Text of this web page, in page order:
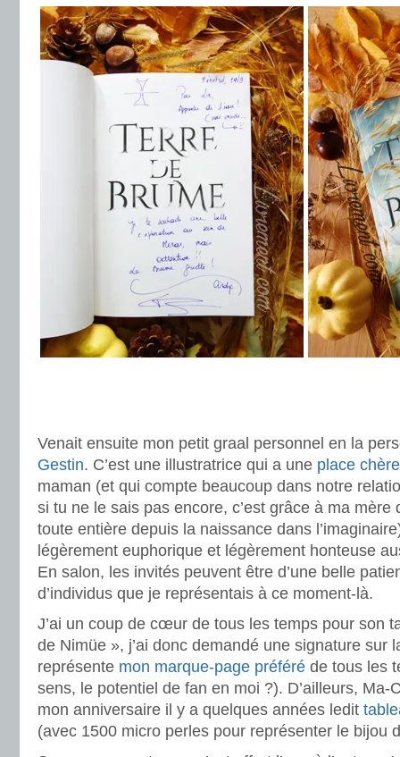
Venait ensuite mon petit graal personnel en la
Gestin. C’est une illustratrice qui a une place
maman (et qui compte beaucoup dans notre
si tu ne le sais pas encore, c’est grâce à ma mère
toute entière depuis la naissance dans
légèrement euphorique et légèrement honteuse
En salon, les invités peuvent être d’une belle
d’individus que je représentais à ce moment-là.
J’ai un coup de cœur de tous les temps pour son
de Nimüe », j’ai donc demandé une signature sur
représente mon marque-page préféré de tous les
sens, le potentiel de fan en moi ?). D’ailleurs, Ma-
mon anniversaire il y a quelques années ledit
(avec 1500 micro perles pour représenter le bijou